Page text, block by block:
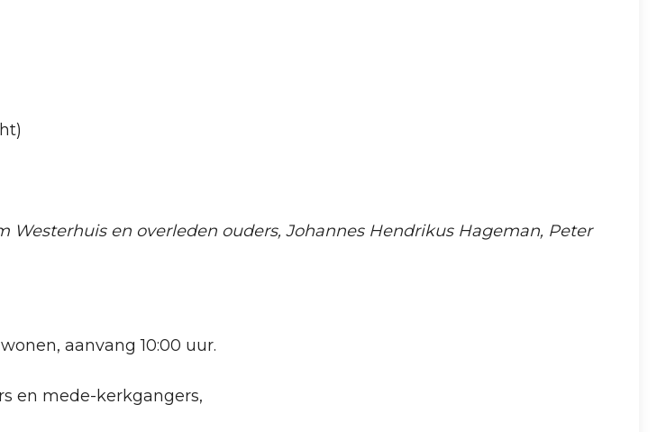
Westerhuis en overleden ouders, Johannes Hendrikus Hageman, Peter
aanvang 10:00 uur.
en mede-kerkgangers,